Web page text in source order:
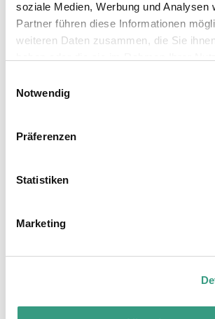
soziale Medien, Werbung und Analysen
Partner führen diese Informationen
weiteren Daten zusammen, die Sie
Notwendig
Präferenzen
Statistiken
Marketing
Andrea Katharina
Mentorin Swiss TecLadies
«Bewegende Maschinen und
Maschinenbaustudium
meiner Freude am Rechnen
anderem mit Themen zum
und digitalen Lösungen für die